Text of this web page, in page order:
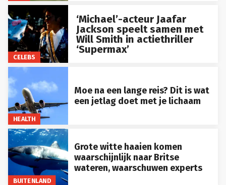
CELEBS
‘Michael’-acteur Jaafar
Jackson speelt samen met
Will Smith in actiethriller
‘Supermax’
HEALTH
Moe na een lange reis? Dit is wat
een jetlag doet met je lichaam
BUITENLAND
Grote witte haaien komen
waarschijnlijk naar Britse
wateren, waarschuwen experts